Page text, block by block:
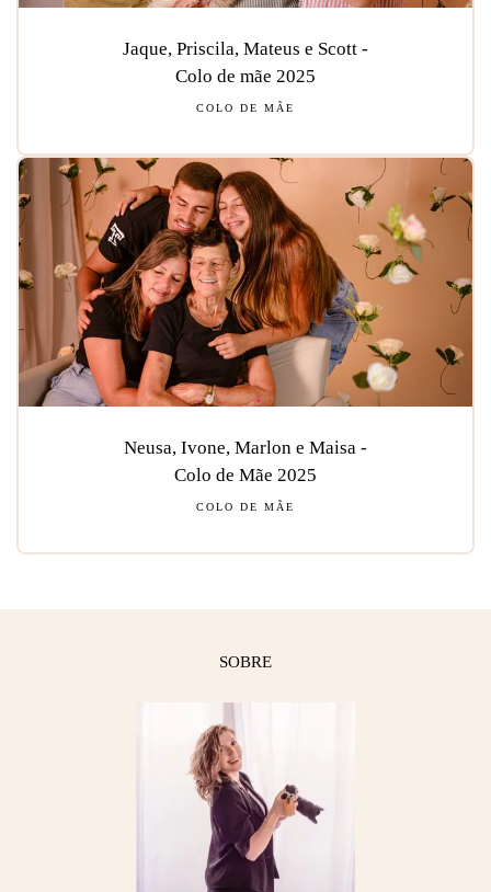
Jaque, Priscila, Mateus e Scott -
Colo de mãe 2025
COLO DE MÃE
Neusa, Ivone, Marlon e Maisa -
Colo de Mãe 2025
COLO DE MÃE
SOBRE